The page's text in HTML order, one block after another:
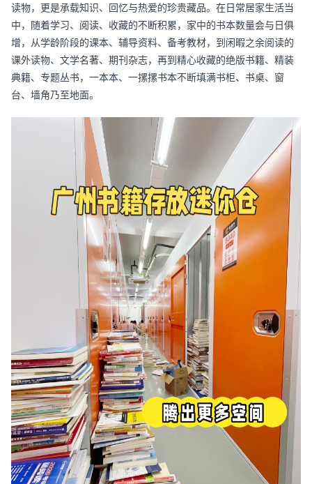
读物，更是承载知识、回忆与热爱的珍贵藏品。在日常居家生活当
中，随着学习、阅读、收藏的不断积累，家中的书本数量会与日俱
增，从学龄阶段的课本、辅导资料、备考教材，到闲暇之余阅读的
课外读物、文学名著、期刊杂志，再到精心收藏的绝版书籍、精装
典籍、专题丛书，一本本、一摞摞书本不断填满书柜、书桌、窗
台、墙角乃至地面。